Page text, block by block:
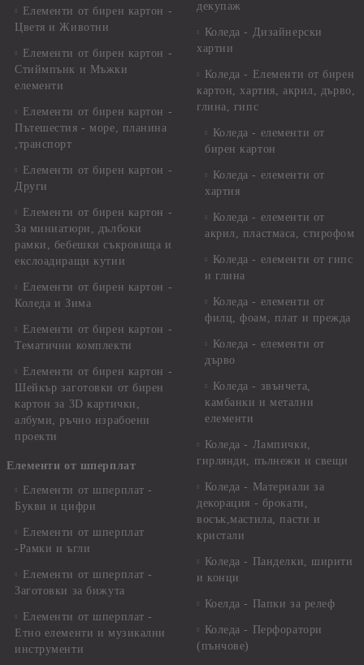
Елементи от бирен картон -
Цветя и Животни
Елементи от бирен картон -
Стиймпънк и Мъжки
елементи
Елементи от бирен картон -
Пътешестия - море, планина
,транспорт
Елементи от бирен картон -
Други
Елементи от бирен картон -
За миниатюри, дълбоки
рамки, бебешки съкровища и
екслоадиращи кутии
Елементи от бирен картон -
Коледа и Зима
Елементи от бирен картон -
Тематични комплекти
Елементи от бирен картон -
Шейкър заготовки от бирен
картон за 3D картички,
албуми, ръчно израбоени
проекти
Елементи от шперплат
Елементи от шперплат -
Букви и цифри
Елементи от шперплат
-Рамки и ъгли
Елементи от шперплат -
Заготовки за бижута
Елементи от шперплат -
Етно елементи и музикални
инструменти
декупаж
Коледа - Дизайнерски
хартии
Коледа - Eлементи от бирен
картон, хартия, акрил, дърво,
глина, гипс
Коледа - елементи от
бирен картон
Коледа - елементи от
хартия
Коледа - елементи от
акрил, пластмаса, стирофом
Коледа - елементи от гипс
и глина
Коледа - елементи от
филц, фоам, плат и прежда
Коледа - елементи от
дърво
Коледа - звънчета,
камбанки и метални
елементи
Коледа - Лампички,
гирлянди, пълнежи и свещи
Коледа - Материали за
декорация - брокати,
восък,мастила, пасти и
кристали
Коледа - Панделки, ширити
и конци
Коелда - Папки за релеф
Коледа - Перфоратори
(пънчове)